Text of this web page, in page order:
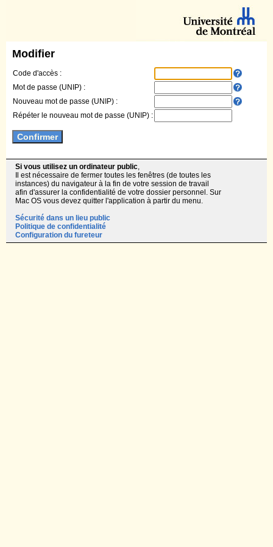
Modifier
Code d'accès :
Mot de passe (UNIP) :
Nouveau mot de passe (UNIP) :
Répéter le nouveau mot de passe (UNIP) :
Si vous utilisez un ordinateur public,
Il est nécessaire de fermer toutes les fenêtres (de toutes les
instances) du navigateur à la fin de votre session de travail
afin d'assurer la confidentialité de votre dossier personnel. Sur
Mac OS vous devez quitter l'application à partir du menu.
Sécurité dans un lieu public
Politique de confidentialité
Configuration du fureteur